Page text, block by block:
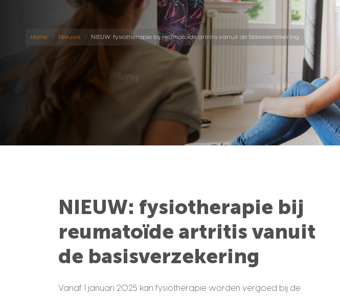
Home Nieuws NIEUW: fysiotherapie bij reumatoïde artritis vanuit de basisverzekering
NIEUW: fysiotherapie bij
reumatoïde artritis vanuit
de basisverzekering
Vanaf 1 januari 2025 kan fysiotherapie worden vergoed bij de